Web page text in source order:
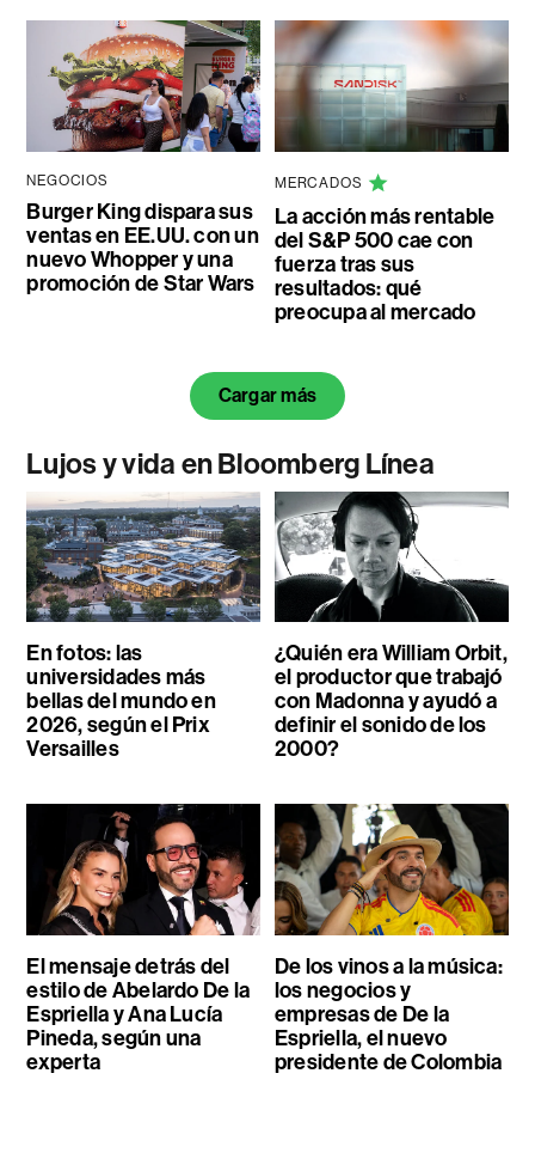
NEGOCIOS
Burger King dispara sus
ventas en EE.UU. con un
nuevo Whopper y una
promoción de Star Wars
MERCADOS
La acción más rentable
del S&P 500 cae con
fuerza tras sus
resultados: qué
preocupa al mercado
Cargar más
Lujos y vida en Bloomberg Línea
En fotos: las
universidades más
bellas del mundo en
2026, según el Prix
Versailles
¿Quién era William Orbit,
el productor que trabajó
con Madonna y ayudó a
definir el sonido de los
2000?
El mensaje detrás del
estilo de Abelardo De la
Espriella y Ana Lucía
Pineda, según una
experta
De los vinos a la música:
los negocios y
empresas de De la
Espriella, el nuevo
presidente de Colombia